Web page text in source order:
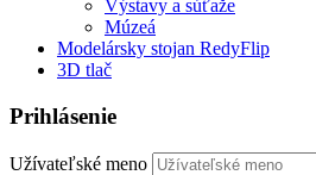
Výstavy a súťaže
Múzeá
Modelársky stojan RedyFlip
3D tlač
Prihlásenie
Užívateľské meno